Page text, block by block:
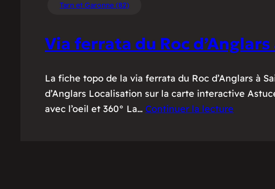
Tarn et Garonne (82)
Via ferrata du Roc
La fiche topo de la via ferrata du Roc d’Anglars à
d’Anglars Localisation sur la carte interactive
avec l’oeil et 360° La… Continuer la lecture